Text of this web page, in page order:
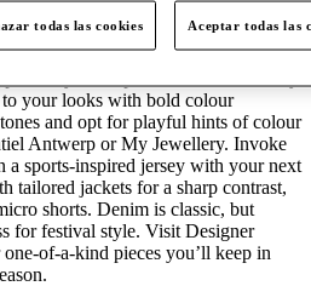
are full with occasions that
our favourite
trends for the
can find for up to 70% less.
for experimentation - start by
your looks with bold colour
and opt for playful hints of colour
Antwerp or My Jewellery. Invoke
a sports-inspired jersey with your next
tailored jackets for a sharp contrast,
shorts. Denim is classic, but
for festival style. Visit Designer
of-a-kind pieces you’ll keep in
todas las cookies Aceptar todas las